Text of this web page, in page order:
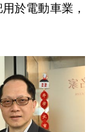
於電動車業，